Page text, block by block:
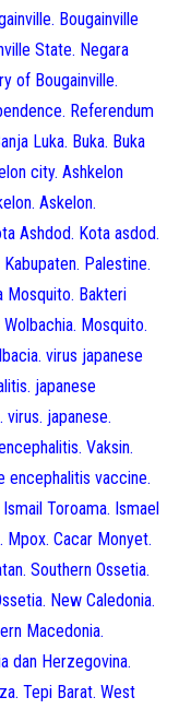
Bougainville
State. Negara
of Bougainville.
Referendum
Luka. Buka. Buka
city. Ashkelon
Askelon.
Ashdod. Kota asdod.
Palestine.
Mosquito. Bakteri
Mosquito.
virus japanese
japanese
japanese.
Vaksin.
encephalitis vaccine.
Toroama. Ismael
Mpox. Cacar Monyet.
Southern Ossetia.
New Caledonia.
Macedonia.
dan Herzegovina.
Tepi Barat. West